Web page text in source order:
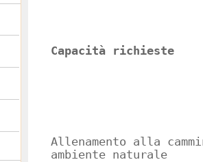
Capacità richieste
Allenamento alla
ambiente naturale